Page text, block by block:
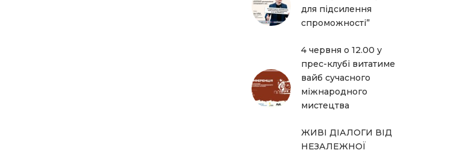
для підсилення
спроможності”
4 червня о 12.00 у
прес-клубі витатиме
вайб сучасного
міжнародного
мистецтва
ЖИВІ ДІАЛОГИ ВІД
НЕЗАЛЕЖНОЇ